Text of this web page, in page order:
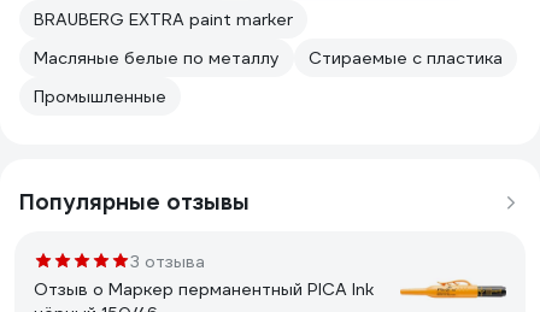
BRAUBERG EXTRA paint marker
Масляные белые по металлу
Стираемые с пластика
Промышленные
Популярные отзывы
3 отзыва
Отзыв о Маркер перманентный PICA Ink